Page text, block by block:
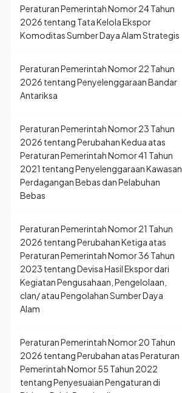
Peraturan Pemerintah Nomor 24 Tahun
2026 tentang Tata Kelola Ekspor
Komoditas Sumber Daya Alam Strategis
Peraturan Pemerintah Nomor 22 Tahun
2026 tentang Penyelenggaraan Bandar
Antariksa
Peraturan Pemerintah Nomor 23 Tahun
2026 tentang Perubahan Kedua atas
Peraturan Pemerintah Nomor 41 Tahun
2021 tentang Penyelenggaraan Kawasan
Perdagangan Bebas dan Pelabuhan
Bebas
Peraturan Pemerintah Nomor 21 Tahun
2026 tentang Perubahan Ketiga atas
Peraturan Pemerintah Nomor 36 Tahun
2023 tentang Devisa Hasil Ekspor dari
Kegiatan Pengusahaan, Pengelolaan,
clan/ atau Pengolahan Sumber Daya
Alam
Peraturan Pemerintah Nomor 20 Tahun
2026 tentang Perubahan atas Peraturan
Pemerintah Nomor 55 Tahun 2022
tentang Penyesuaian Pengaturan di